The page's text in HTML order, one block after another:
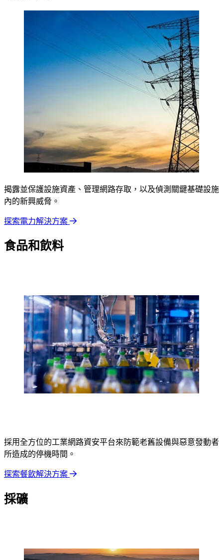
揭露並保護設施資產、管理網路存取，以及偵測關鍵基礎設施
內的新興威脅。
探索電力解決方案
食品和飲料
採用全方位的工業網路資安平台來防範老舊設備與惡意發動者
所造成的停機時間。
探索餐飲解決方案
採礦